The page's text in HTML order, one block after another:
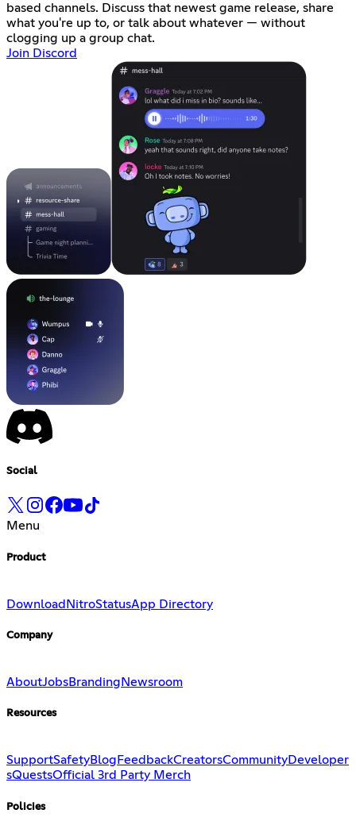
based channels. Discuss that newest game release, share
what you're up to, or talk about whatever — without
clogging up a group chat.
Join Discord
Social
Menu
Product
Download NitroStatusApp Directory
Company
AboutJobsBranding Newsroom
Resources
SupportSafetyBlog FeedbackCreatorsCommunityDeveloper
sQuestsOfficial 3rd Party Merch
Policies